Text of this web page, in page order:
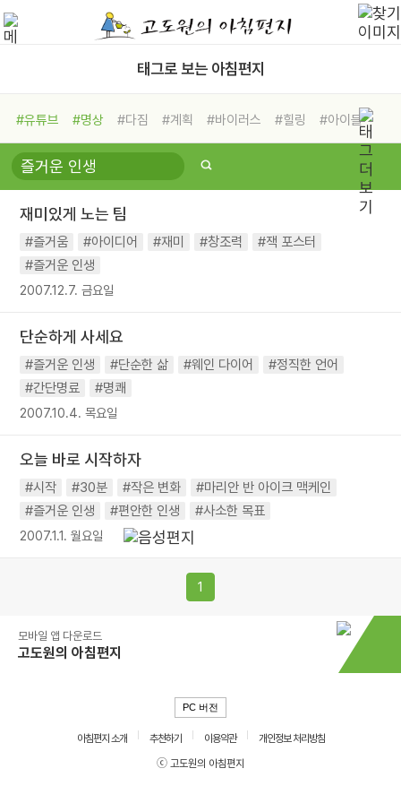
태그로 보는 아침편지
#유튜브 #명상 #다짐 #계획 #바이러스 #힐링
#아이들
#비전캠프
#독서캠프 #삶
#희망
#나눔 #친구 #링컨학교
#독서
#건강 #면역력
재미있게 노는 팀
#즐거움 #아이디어 #재미 #창조력
#잭 포스터
#즐거운 인생
2007.12.7. 금요일
단순하게 사세요
#즐거운 인생 #단순한 삶 #웨인 다이어
#정직한 언어
#간단명료
#명쾌
2007.10.4. 목요일
오늘 바로 시작하자
#시작 #30분 #작은 변화
#마리안 반 아이크 맥케인
#즐거운 인생
#편안한 인생 #사소한 목표
2007.1.1. 월요일
1
모바일 앱 다운로드
고도원의 아침편지
PC 버전
아침편지 소개 추천하기 이용약관
개인정보 처리방침
ⓒ 고도원의 아침편지